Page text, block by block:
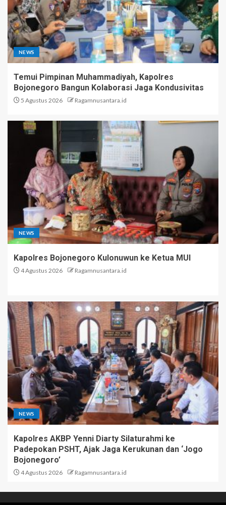
NEWS
Temui Pimpinan Muhammadiyah, Kapolres
Bojonegoro Bangun Kolaborasi Jaga Kondusivitas
5 Agustus 2026 Ragamnusantara.id
NEWS
Kapolres Bojonegoro Kulonuwun ke Ketua MUI
4 Agustus 2026 Ragamnusantara.id
NEWS
Kapolres AKBP Yenni Diarty Silaturahmi ke
Padepokan PSHT, Ajak Jaga Kerukunan dan ‘Jogo
Bojonegoro’
4 Agustus 2026 Ragamnusantara.id